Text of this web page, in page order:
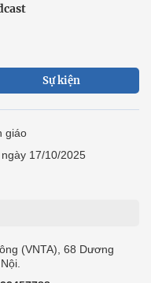
Sự kiện
giáo
17/10/2025
(VNTA), 68 Dương